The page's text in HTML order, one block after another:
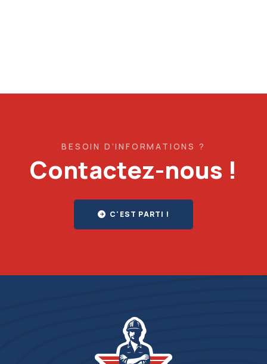
BESOIN D’INFORMATIONS ?
Contactez-nous !
C'EST PARTI !